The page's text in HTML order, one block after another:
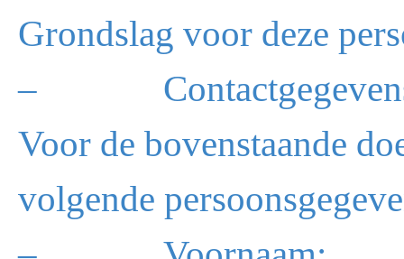
Grondslag voor deze
– Contactgegevens
Voor de bovenstaande
volgende